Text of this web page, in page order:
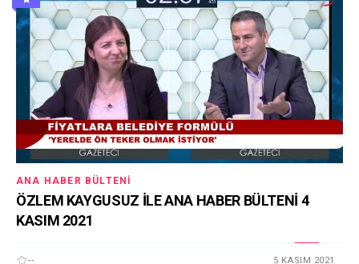
ANA HABER BÜLTENI
ÖZLEM KAYGUSUZ İLE ANA HABER BÜLTENİ 4
KASIM 2021
-- 5 KASIM 2021